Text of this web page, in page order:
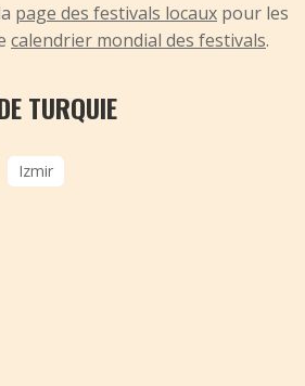
page des festivals locaux pour les
calendrier mondial des festivals.
TURQUIE
Izmir